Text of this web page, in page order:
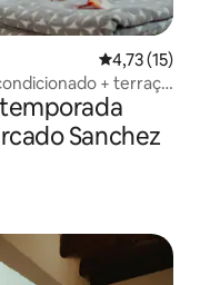
4,73 de uma
4,73 (15)
+ terraço
Sanchez